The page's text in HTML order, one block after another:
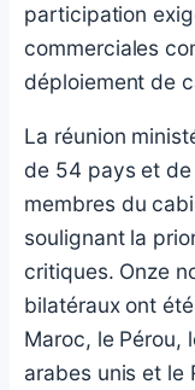
participation
commerciales
déploiement de
La réunion
de 54 pays et de
membres du
soulignant la
critiques. Onze
bilatéraux ont
Maroc, le Pérou,
arabes unis et le